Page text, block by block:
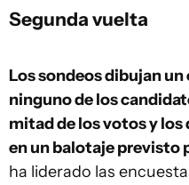
Segunda vuelta
Los sondeos dibujan un
ninguno de los
mitad de los votos y
en un balotaje previsto
ha liderado las